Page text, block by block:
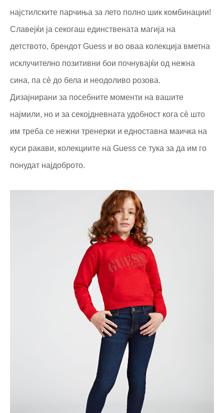
најстилските парчиња за лето полно шик комбинации!
Славејќи ја секогаш единствената магија на
детството, брендот Guess и во оваа колекција вметна
исклучително позитивни бои почнувајќи од нежна
сина, па сè до бела и неодоливо розова.
Дизајнирани за посебните моменти на вашите
најмили, но и за секојдневната удобност кога сè што
им треба се нежни тренерки и едноставна маичка на
куси ракави, колекциите на Guess се тука за да им го
понудат најдоброто.